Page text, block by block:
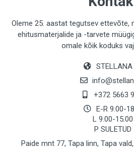
Oleme 25. aastat tegutsev ettevõte,
ehitusmaterjalide ja -tarvete
omale kõik koduks
STELLANA
+372 5663
E-R 9.00-
L 9.00-15.00
P SULETUD
Paide mnt 77, Tapa linn, Tapa